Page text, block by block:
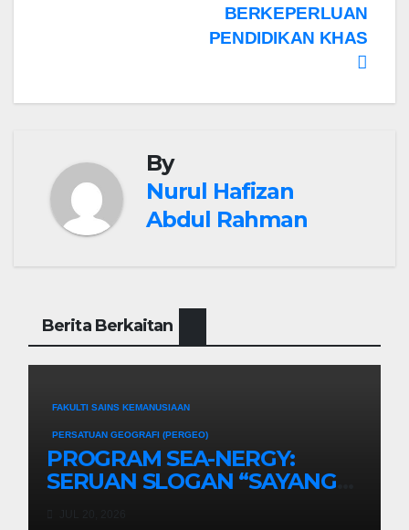
BERKEPERLUAN
PENDIDIKAN KHAS
By
Nurul Hafizan
Abdul Rahman
Berita Berkaitan
FAKULTI SAINS KEMANUSIAAN
PERSATUAN GEOGRAFI (PERGEO)
PROGRAM SEA-NERGY:
SERUAN SLOGAN “SAYANG